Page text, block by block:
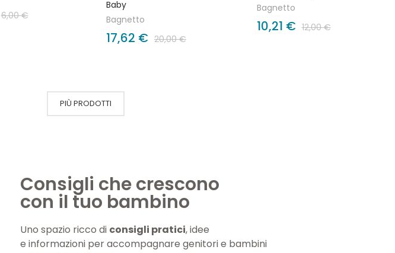
6,00 €
Baby
Bagnetto
17,62 € 20,00 €
Bagnetto
10,21 € 12,00 €
PIÙ PRODOTTI
Consigli che crescono
con il tuo bambino
Uno spazio ricco di consigli pratici, idee
e informazioni per accompagnare genitori e bambini